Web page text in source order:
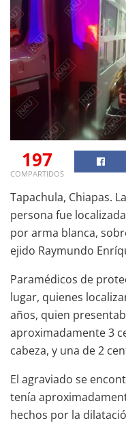
197
COMPARTIDOS
Tapachula, Chiapas.
persona fue
por arma blanca,
ejido Raymundo
Paramédicos de
lugar, quienes
años, quien
aproximadamente 3
cabeza, y una de 2
El agraviado se
tenía
hechos por la